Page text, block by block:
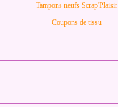
Tampons neufs Scrap'Plaisir
Coupons de tissu